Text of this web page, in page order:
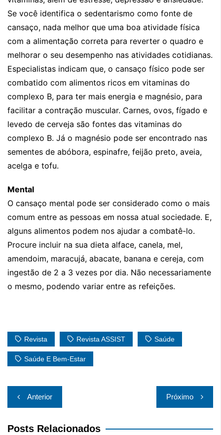
Se você identifica o sedentarismo como fonte de
cansaço, nada melhor que uma boa atividade física
com a alimentação correta para reverter o quadro e
melhorar o seu desempenho nas atividades cotidianas.
Especialistas indicam que, o cansaço físico pode ser
combatido com alimentos ricos em vitaminas do
complexo B, para ter mais energia e magnésio, para
facilitar a contração muscular. Carnes, ovos, fígado e
levedo de cerveja são fontes das vitaminas do
complexo B. Já o magnésio pode ser encontrado nas
sementes de abóbora, espinafre, feijão preto, aveia,
acelga e tofu.
Mental
O cansaço mental pode ser considerado como o mais
comum entre as pessoas em nossa atual sociedade. E,
alguns alimentos podem nos ajudar a combatê-lo.
Procure incluir na sua dieta alface, canela, mel,
amendoim, maracujá, abacate, banana e cereja, com
ingestão de 2 a 3 vezes por dia. Não necessariamente
o mesmo, podendo variar entre as refeições.
Revista Revista ASSIST Saúde
Saúde E Bem-Estar
Navegação
de
Post
Anterior Próximo
Posts Relacionados